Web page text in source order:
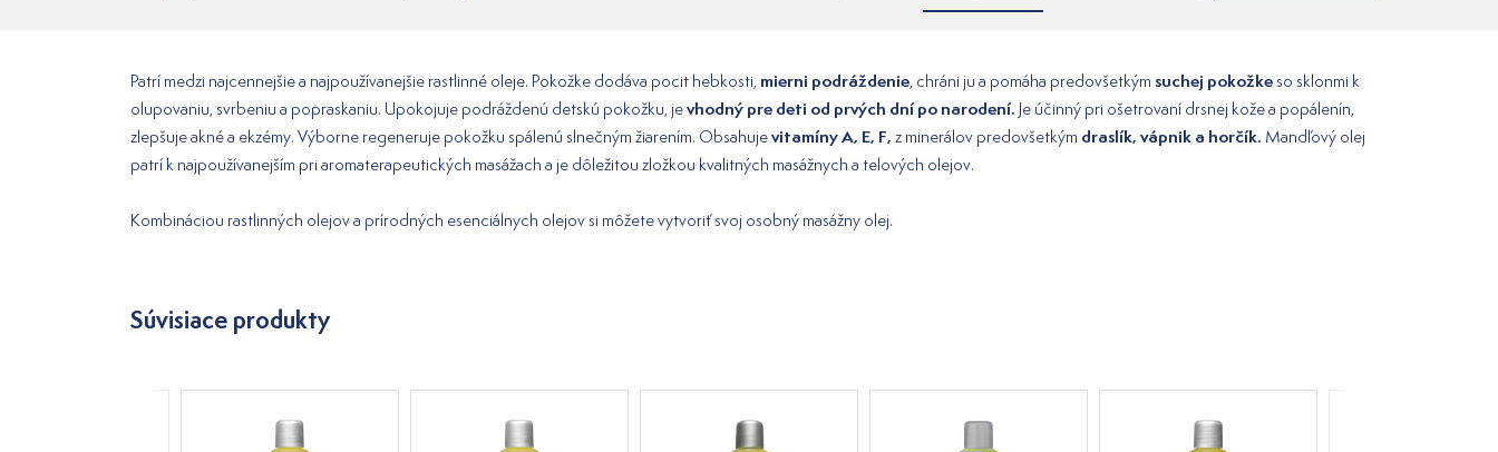
Patrí medzi najcennejšie a najpoužívanejšie rastlinné oleje. Pokožke dodáva pocit hebkosti, mierni podráždenie, chráni ju a pomáha predovšetkým suchej pokožkeso sklonmi k
olupovaniu, svrbeniu a popraskaniu. Upokojuje podráždenú detskú pokožku, jevhodný pre deti od prvých dní po narodení. Je účinný pri ošetrovaní drsnej kože a popálenín,
zlepšuje akné a ekzémy. Výborne regeneruje pokožku spálenú slnečným žiarením. Obsahujevitamíny A, E, F, z minerálov predovšetkým draslík, vápnik a horčík. Mandľový olej
patrí k najpoužívanejším pri aromaterapeutických masážach a je dôležitou zložkou kvalitných masážnych a telových olejov.
Kombináciou rastlinných olejov a prírodných esenciálnych olejov si môžete vytvoriť svoj osobný masážny olej.
Súvisiace produkty